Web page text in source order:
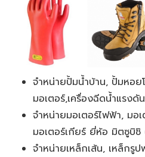
จำหน่ายปั้มน้ำบ้าน, ปั้มหอย
มอเตอร์,เครื่องฉีดน้ำแรงดั
จำหน่ายมอเตอร์ไฟฟ้า, มอ
มอเตอร์เกียร์ ยี่ห้อ มิตซูบิ
จำหน่ายเหล็กเส้น, เหล็กรู